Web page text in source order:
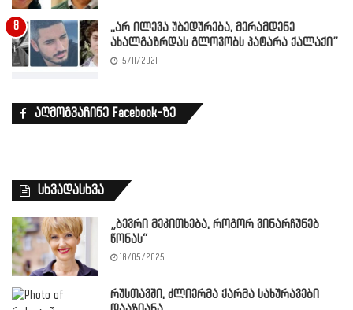
,,არ ილევა უბედურება, მერამდენე
ახალგაზრდას გლოვობს პატარა ქალაქი”
15/11/2021
აღმოგვაჩინე Facebook-ზე
სხვადასხვა
„ბევრი მეკითხება, როგორ ვინარჩუნებ
წონას“
18/05/2025
რუსთავში, ძლიერმა ქარმა სახურავები